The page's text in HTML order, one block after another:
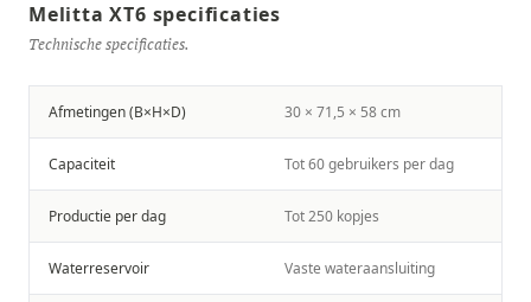
Melitta XT6 specificaties
Technische specificaties.
Afmetingen (B×H×D) 30 × 71,5 × 58 cm
Capaciteit Tot 60 gebruikers per dag
Productie per dag Tot 250 kopjes
Waterreservoir Vaste wateraansluiting